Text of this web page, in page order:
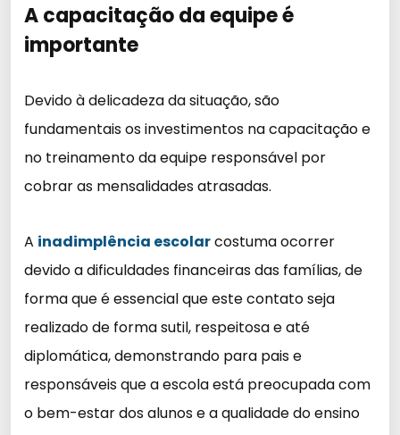
A capacitação da equipe é
importante
Devido à delicadeza da situação, são
fundamentais os investimentos na capacitação e
no treinamento da equipe responsável por
cobrar as mensalidades atrasadas.
A inadimplência escolarcostuma ocorrer
devido a dificuldades financeiras das famílias, de
forma que é essencial que este contato seja
realizado de forma sutil, respeitosa e até
diplomática, demonstrando para pais e
responsáveis que a escola está preocupada com
o bem-estar dos alunos e a qualidade do ensino